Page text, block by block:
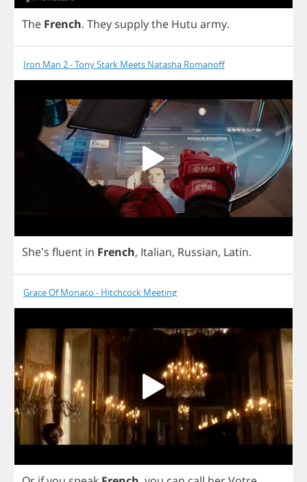
The French. They supplythe Hutu army.
Iron Man 2 - Tony Stark Meets Natasha Romanoff
She's fluent in French, Italian, Russian, Latin.
Grace Of Monaco - Hitchcock Meeting